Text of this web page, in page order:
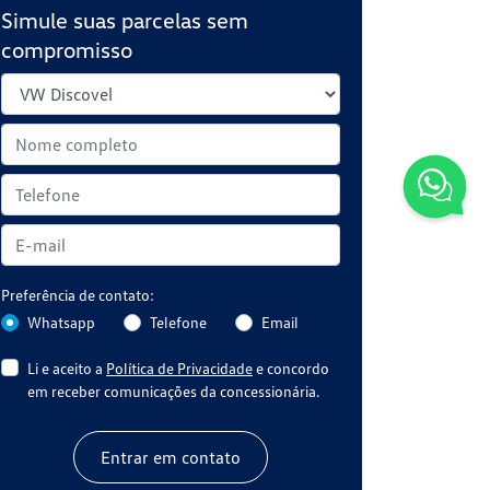
Simule suas parcelas sem
compromisso
Preferência de contato:
Whatsapp
Telefone Email
Li e aceito a Política de Privacidadee concordo
em receber comunicações da concessionária.
Entrar em contato